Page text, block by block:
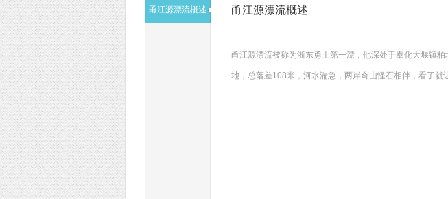
甬江源漂流概述 甬江源漂流概述
甬江源漂流被称为浙东勇士第一漂，他深处于奉化大堰镇
地，总落差108米，河水湍急，两岸奇山怪石相伴，看了就